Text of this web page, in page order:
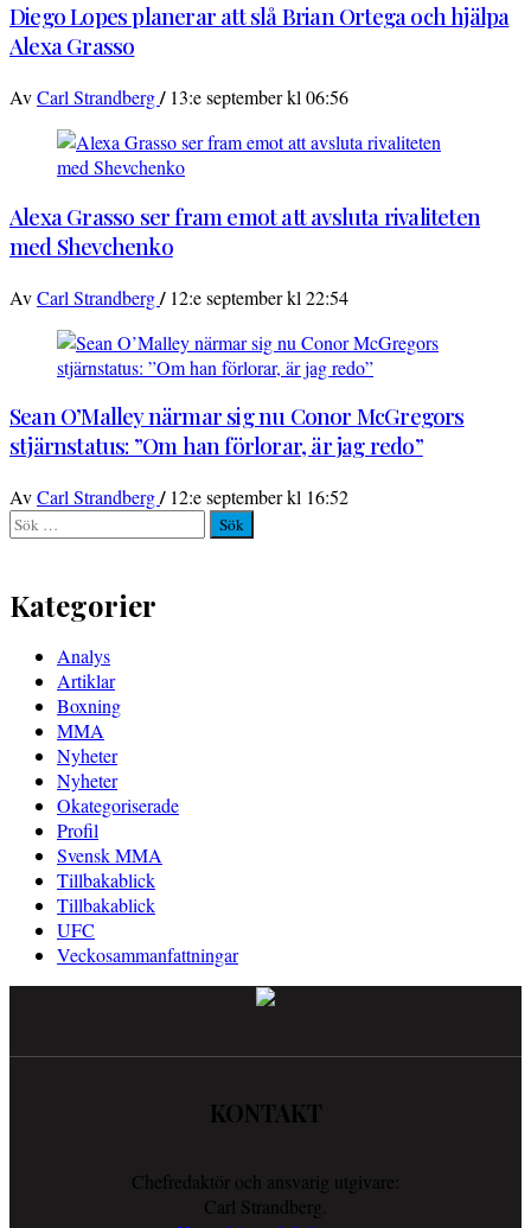
Diego Lopes planerar att slå Brian Ortega och hjälpa
Alexa Grasso
AvCarl Strandberg/ 13:e september kl 06:56
Alexa Grasso ser fram emot att avsluta rivaliteten
med Shevchenko
AvCarl Strandberg/ 12:e september kl 22:54
Sean O’Malley närmar sig nu Conor McGregors
stjärnstatus: ”Om han förlorar, är jag redo”
AvCarl Strandberg/ 12:e september kl 16:52
Sök
efter:
Kategorier
Analys
Artiklar
Boxning
MMA
Nyheter
Nyheter
Okategoriserade
Profil
Svensk MMA
Tillbakablick
Tillbakablick
UFC
Veckosammanfattningar
KONTAKT
Chefredaktör och ansvarig utgivare:
Carl Strandberg.